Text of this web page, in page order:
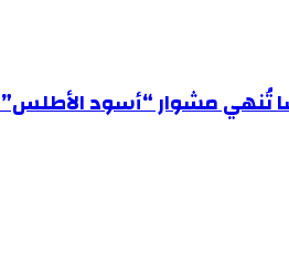
تُنهي مشوار “أسود